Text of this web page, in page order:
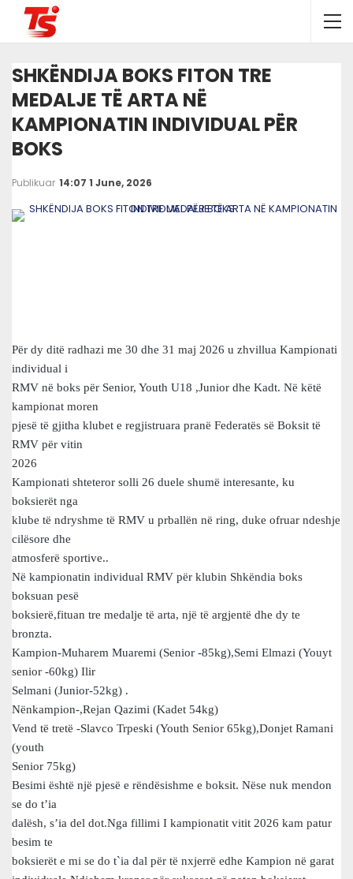
SHKËNDIJA BOKS FITON TRE
MEDALJE TË ARTA NË
KAMPIONATIN INDIVIDUAL PËR
BOKS
Publikuar 14:07 1 June, 2026
Për dy ditë radhazi me 30 dhe 31 maj 2026 u zhvillua Kampionati
individual i
RMV në boks për Senior, Youth U18 ,Junior dhe Kadt. Në këtë
kampionat moren
pjesë të gjitha klubet e regjistruara pranë Federatës së Boksit të
RMV për vitin
2026
Kampionati shteteror solli 26 duele shumë interesante, ku
boksierët nga
klube të ndryshme të RMV u prballën në ring, duke ofruar ndeshje
cilësore dhe
atmosferë sportive..
Në kampionatin individual RMV për klubin Shkëndia boks
boksuan pesë
boksierë,fituan tre medalje të arta, një të argjentë dhe dy te
bronzta.
Kampion-Muharem Muaremi (Senior -85kg),Semi Elmazi (Youyt
senior -60kg) Ilir
Selmani (Junior-52kg) .
Nënkampion-,Rejan Qazimi (Kadet 54kg)
Vend të tretë -Slavco Trpeski (Youth Senior 65kg),Donjet Ramani
(youth
Senior 75kg)
Besimi është një pjesë e rëndësishme e boksit. Nëse nuk mendon
se do t’ia
dalësh, s’ia del dot.Nga fillimi I kampionatit vitit 2026 kam patur
besim te
boksierët e mi se do t`ia dal për të nxjerrë edhe Kampion në garat